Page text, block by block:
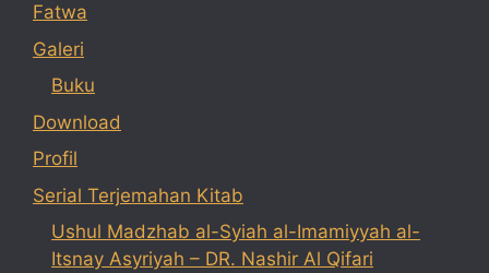
Fatwa
Galeri
Buku
Download
Profil
Serial Terjemahan Kitab
Ushul Madzhab al-Syiah al-Imamiyyah al-
Itsnay Asyriyah – DR. Nashir Al Qifari